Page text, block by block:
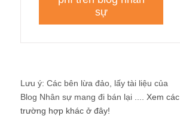
Lưu ý: Các bên lừa đảo, lấy tài liệu của
Blog Nhân sự mang đi bán lại .... Xem các
trường hợp khác ở đây!